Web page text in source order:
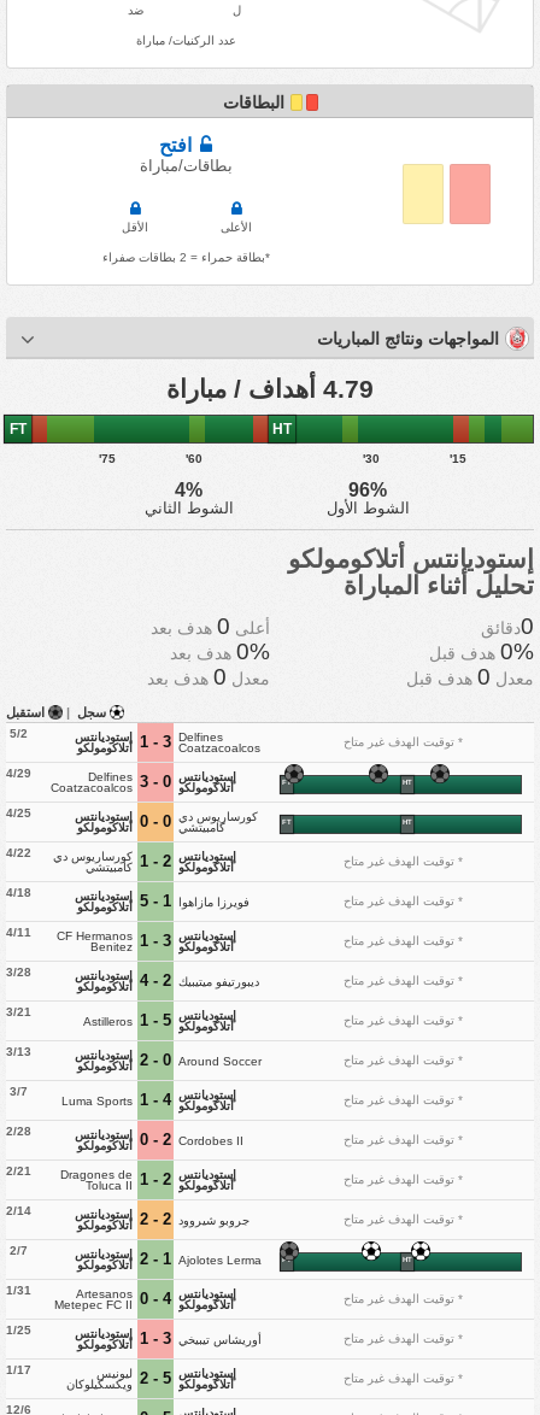
ضد ل
عدد الركنيات/ مباراة
البطاقات
افتح
بطاقات/مباراة
الأقل الأعلى
*بطاقة حمراء = 2 بطاقات صفراء
المواجهات ونتائج المباريات
4.79 أهداف / مباراة
15'
30'
HT
60'
75'
FT
96%
الشوط الأول
4%
الشوط الثاني
إستوديانتس أتلاكومولكو
تحليل أثناء المباراة
0دقائق أعلى 0 هدف بعد
0% هدف قبل 0% هدف بعد
معدل 0 هدف قبل معدل 0 هدف بعد
سجل | استقبل
5/2
إستوديانتس
أتلاكومولكو
3 - 1 Delfines
Coatzacoalcos
* توقيت الهدف غير متاح
4/29
Delfines
Coatzacoalcos
0 - 3 إستوديانتس
أتلاكومولكو
HT
FT
4/25
إستوديانتس
أتلاكومولكو
0 - 0 كورساريوس دي
كامبيتشي
HT
FT
4/22
كورساريوس دي
كامبيتشي
2 - 1 إستوديانتس
أتلاكومولكو
* توقيت الهدف غير متاح
4/18
إستوديانتس
أتلاكومولكو
1 - 5 فويرزا مازاهوا * توقيت الهدف غير متاح
4/11
CF Hermanos
Benitez
3 - 1 إستوديانتس
أتلاكومولكو
* توقيت الهدف غير متاح
3/28
إستوديانتس
أتلاكومولكو
2 - 4 ديبورتيفو ميتيبيك * توقيت الهدف غير متاح
3/21
Astilleros 5 - 1 إستوديانتس
أتلاكومولكو
* توقيت الهدف غير متاح
3/13
إستوديانتس
أتلاكومولكو
0 - 2 Around Soccer * توقيت الهدف غير متاح
3/7
Luma Sports 4 - 1 إستوديانتس
أتلاكومولكو
* توقيت الهدف غير متاح
2/28
إستوديانتس
أتلاكومولكو
2 - 0 Cordobes II * توقيت الهدف غير متاح
2/21
Dragones de
Toluca II
2 - 1 إستوديانتس
أتلاكومولكو
* توقيت الهدف غير متاح
2/14
إستوديانتس
أتلاكومولكو
2 - 2 جروبو شيروود * توقيت الهدف غير متاح
2/7
إستوديانتس
أتلاكومولكو
1 - 2 Ajolotes Lerma HT
FT
1/31
Artesanos
Metepec FC II
4 - 0 إستوديانتس
أتلاكومولكو
* توقيت الهدف غير متاح
1/25
إستوديانتس
أتلاكومولكو
3 - 1 أوريشاس تيبيخي * توقيت الهدف غير متاح
1/17
ليونيس
ويكسكيلوكان
5 - 2 إستوديانتس
أتلاكومولكو
* توقيت الهدف غير متاح
12/6